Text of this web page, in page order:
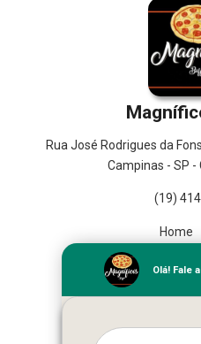
Rua José Rodrigues da
Campinas - SP -
(19)
Home
Missão
Olá! Fale